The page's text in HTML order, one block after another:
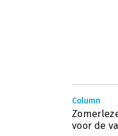
Column
voor de